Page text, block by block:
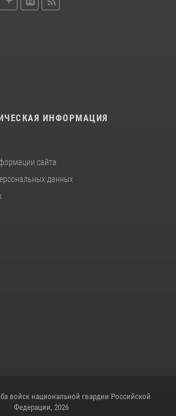
ИНФОРМАЦИЯ
сайта
данных
войск национальной гвардии Российской
Федерации, 2026